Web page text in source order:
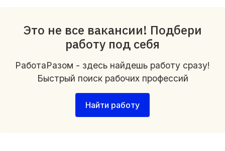
Это не все вакансии! Подбери
работу под себя
РаботаРазом - здесь найдешь работу сразу!
Быстрый поиск рабочих профессий
Найти работу